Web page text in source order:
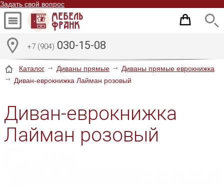
Задать свой вопрос
+7 (904) 030-15-08
Каталог Диваны прямые
Диваны прямые еврокнижка
Диван-еврокнижка Лайман розовый
Диван-еврокнижка
Лайман розовый